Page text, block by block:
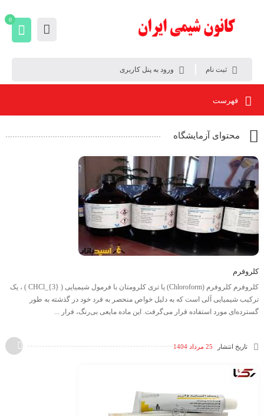
ثبت نام ورود به پنل کاربری
0
فهرست
محتوای آزمایشگاه
کلروفرم
کلروفرم کلروفرم (Chloroform) یا تری کلرومتان با فرمول شیمیایی ​( CHCl_{3} )​ ، یک
ترکیب شیمیایی آلی است که به دلیل خواص منحصر به فرد خود در گذشته به طور
گسترده‌ای مورد استفاده قرار می‌گرفت. این ماده مایعی بی‌رنگ، فرار ...
تاریخ انتشار 25 مرداد 1404